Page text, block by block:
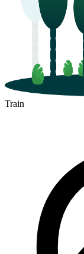
Train